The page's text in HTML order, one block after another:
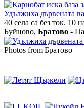
Удължиха дървената
40 села са без ток. 10
Буйново, Братово -
Photos from Братово